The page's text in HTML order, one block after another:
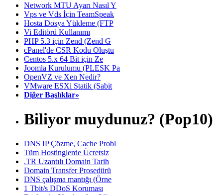
Network MTU Ayarı Nasıl Y
Vps ve Vds İçin TeamSpeak
Hosta Dosya Yükleme (FTP
Vi Editörü Kullanımı
PHP 5.3 için Zend (Zend G
cPanel'de CSR Kodu Oluştu
Centos 5.x 64 Bit için Ze
Joomla Kurulumu (PLESK Pa
OpenVZ ve Xen Nedir?
VMware ESXi Statik (Sabit
Diğer Başlıklar»
Biliyor muydunuz? (Pop10)
DNS IP Çözme, Cache Probl
Tüm Hostinglerde Ücretsiz
.TR Uzantılı Domain Tarih
Domain Transfer Prosedürü
DNS çalışma mantığı (Örne
1 Tbit/s DDoS Koruması